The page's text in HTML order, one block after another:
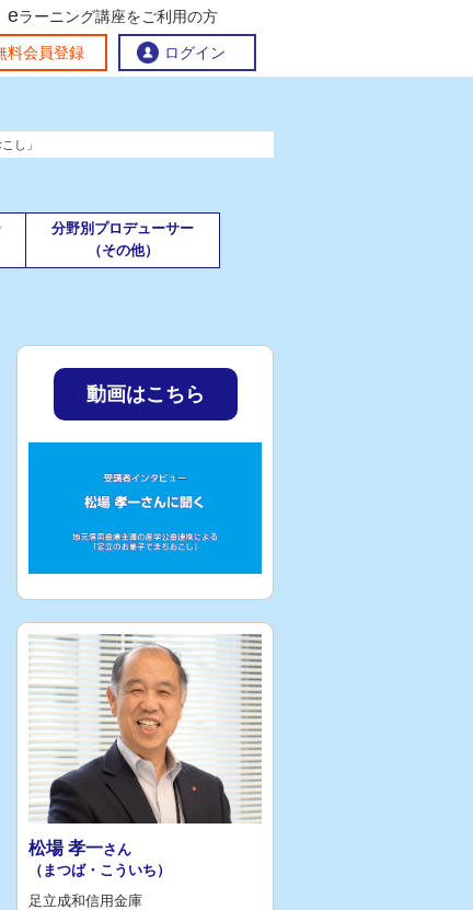
携講座
ニング講座を探す
ひろば
生に役立つコンテンツ集
eラーニング講座をご利用の方
料会員登録 ログイン
し」
分野別プロデューサー
（その他）
動画はこちら
松場 孝一さん
（まつば・こういち）
足立成和信用金庫